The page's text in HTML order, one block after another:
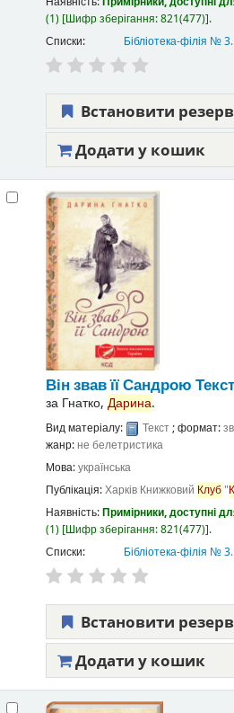
(1) Шифр зберігання:821(477) .
Списки:
Бібліотека-філія № 3.
Встановити
Додати у кошик
Він звав її Сандрою Текст
за Гнатко, Дарина.
Вид матеріалу: Текст; формат:
жанр:не белетристика
Мова:українська
Публікація:Харків Книжковий Клуб"
Наявність:Примірники, доступні
(1) Шифр зберігання:821(477) .
Списки:
Бібліотека-філія № 3.
Встановити
Додати у кошик